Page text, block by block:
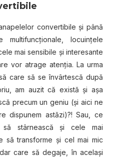
convertibile şi până
locuinţele
mai sensibile şi interesante
vor atrage atenţia. La urma
care să se învârtescă după
am auzit că există şi aşa
precum un geniu (şi aici ne
dispunem astăzi)?! Sau, ce
stârnească şi cele mai
să transforme şi cel mai mic
care să degaje, în acelaşi